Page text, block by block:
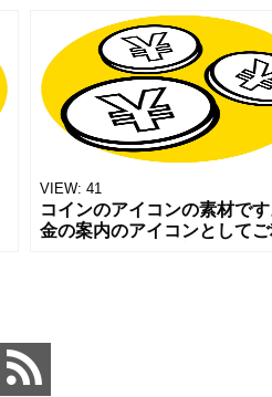
かりやすいモチーフが、お
払い、報酬といったテーマ
的に伝えま
VIEW: 41
コインのアイコンの素材で
金の案内のアイコンとして